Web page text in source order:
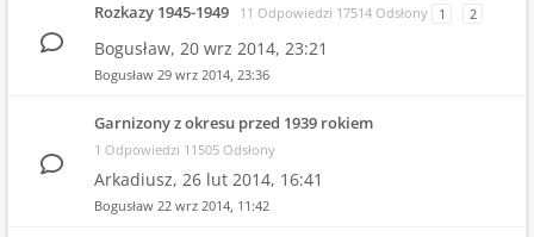
Rozkazy 1945-1949 11 Odpowiedzi 17514 Odsłony 1 2
Bogusław, 20 wrz 2014, 23:21
Bogusław 29 wrz 2014, 23:36
Garnizony z okresu przed 1939 rokiem
1 Odpowiedzi 11505 Odsłony
Arkadiusz, 26 lut 2014, 16:41
Bogusław 22 wrz 2014, 11:42